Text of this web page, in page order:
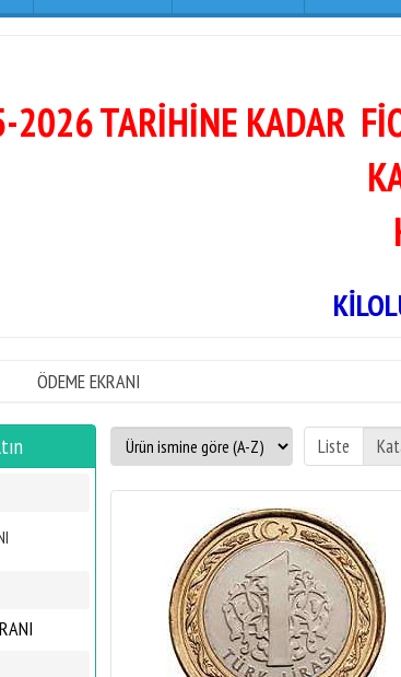
TARİHİNE KADAR
AV
ÖDEME EKRANI